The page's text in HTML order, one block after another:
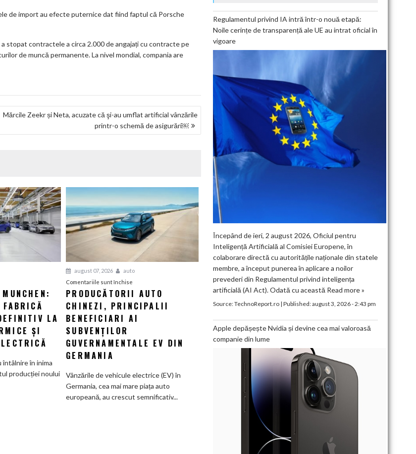
de import au efecte puternice dat fiind faptul că Porsche
stopat contractele a circa 2.000 de angajați cu contracte pe
de muncă permanente. La nivel mondial, compania are
Mărcile Zeekr și Neta, acuzate că şi-au umflat artificial vânzările
printr-o schemă de asigurări￼
LA
ȘI
întâlnire în inima
producției noului
august 07, 2026
auto
Comentariile sunt închise
Producătorii
auto
chinezi,
ai
EV
din
Germania
PRODUCĂTORII AUTO
CHINEZI, PRINCIPALII
BENEFICIARI AI
SUBVENȚILOR
GUVERNAMENTALE EV DIN
GERMANIA
Vânzările de vehicule electrice (EV) în
Germania, cea mai mare piața auto
europeană, au crescut semnificativ...
Regulamentul privind IA intră într-o nouă etapă:
Noile cerințe de transparență ale UE au intrat oficial în
vigoare
Începând de ieri, 2 august 2026, Oficiul pentru
Inteligență Artificială al Comisiei Europene, în
colaborare directă cu autoritățile naționale din statele
membre, a început punerea în aplicare a noilor
prevederi din Regulamentul privind inteligența
artificială (AI Act). Odată cu această Read more »
Source:TechnoReport.ro| Published:august 3, 2026 - 2:43 pm
Apple depășește Nvidia și devine cea mai valoroasă
companie din lume